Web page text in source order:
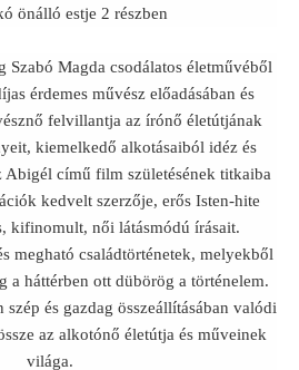
önálló estje 2 részben
Szabó Magda csodálatos életművéből
érdemes művész előadásában és
felvillantja az írónő életútjának
kiemelkedő alkotásaiból idéz és
Abigél című film születésének titkaiba
kedvelt szerzője, erős Isten-hite
kifinomult, női látásmódú írásait.
megható családtörténetek, melyekből
a háttérben ott dübörög a történelem.
és gazdag összeállításában valódi
az alkotónő életútja és műveinek
világa.